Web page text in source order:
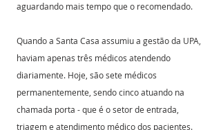
aguardando mais tempo que o recomendado.
Quando a Santa Casa assumiu a gestão da UPA,
haviam apenas três médicos atendendo
diariamente. Hoje, são sete médicos
permanentemente, sendo cinco atuando na
chamada porta - que é o setor de entrada,
triagem e atendimento médico dos pacientes.